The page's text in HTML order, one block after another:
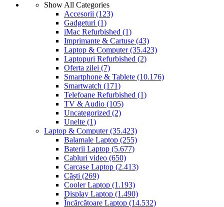
Show All Categories
Accesorii (123)
Gadgeturi (1)
iMac Refurbished (1)
Imprimante & Cartuse (43)
Laptop & Computer(35.423)
Laptopuri Refurbished (2)
Oferta zilei (7)
Smartphone & Tablete (10.176)
Smartwatch (171)
Telefoane Refurbished (1)
TV & Audio (105)
Uncategorized (2)
Unelte (1)
Laptop & Computer(35.423)
Balamale Laptop (255)
Baterii Laptop (5.677)
Cabluri video (650)
Carcase Laptop (2.413)
Căști (269)
Cooler Laptop (1.193)
Display Laptop (1.490)
Încărcătoare Laptop (14.532)